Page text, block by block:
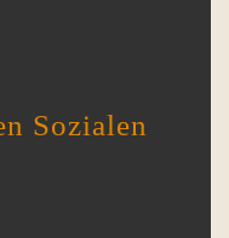
Sozialen